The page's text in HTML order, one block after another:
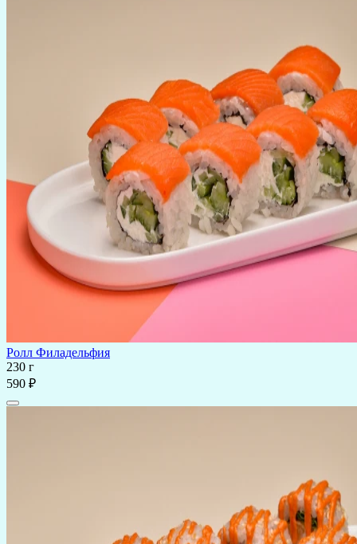
Ролл Филадельфия
230 г
590 ₽